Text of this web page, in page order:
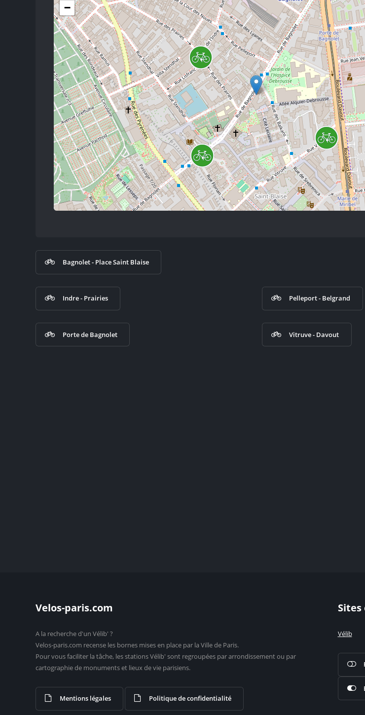
−
Bagnolet - Place Saint Blaise
Indre - Prairies Pelleport - Belgrand
Porte de Bagnolet Vitruve - Davout
Velos-paris.com
A la recherche d'un Vélib' ?
Velos-paris.com recense les bornes mises en place par la Ville de Paris.
Pour vous faciliter la tâche, les stations Vélib' sont regroupées par arrondissement ou par
cartographie de monuments et lieux de vie parisiens.
Mentions légales Politique de confidentialité
Vélib